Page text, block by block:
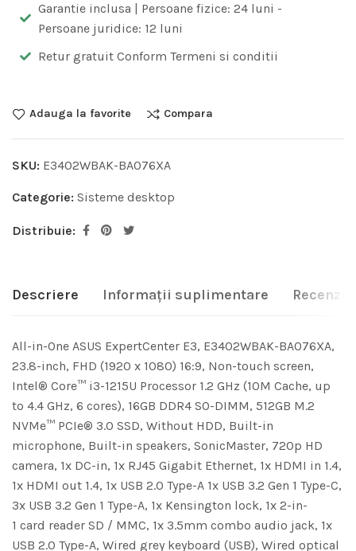
Garantie inclusa | Persoane fizice: 24 luni -
Persoane juridice: 12 luni
Retur gratuit Conform Termeni si conditii
Adauga la favorite Compara
SKU: E3402WBAK-BA076XA
Categorie: Sisteme desktop
Distribuie:
Descriere Informații suplimentare Recenzii
All-in-One ASUS ExpertCenter E3, E3402WBAK-BA076XA,
23.8-inch, FHD (1920 x 1080) 16:9, Non-touch screen,
Intel® Core™ i3-1215U Processor 1.2 GHz (10M Cache, up
to 4.4 GHz, 6 cores), 16GB DDR4 SO-DIMM, 512GB M.2
NVMe™ PCIe® 3.0 SSD, Without HDD, Built-in
microphone, Built-in speakers, SonicMaster, 720p HD
camera, 1x DC-in, 1x RJ45 Gigabit Ethernet, 1x HDMI in 1.4,
1x HDMI out 1.4, 1x USB 2.0 Type-A 1x USB 3.2 Gen 1 Type-C,
3x USB 3.2 Gen 1 Type-A, 1x Kensington lock, 1x 2-in-
1 card reader SD / MMC, 1x 3.5mm combo audio jack, 1x
USB 2.0 Type-A, Wired grey keyboard (USB), Wired optical